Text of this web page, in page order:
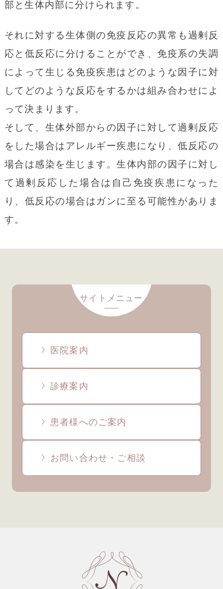
に飛び散らしたり、歯肉に迷入させたりす
ると体内吸収によりアレルギー疾患が一時
的に悪化することがあります。
その為、金属除去後に症状の改善が認めら
れてから、最終的な詰め物や被せ治療をお
メタルフリー
金属除去後に、アレルギーの原因を含まな
い歯科材料で詰め物や被せをおこないま
す。特定の金属にアレルギーのある方は他
診療となります。
部と生体内部に分けられます。
それに対する生体側の免疫反応の異常も過剰反
応と低反応に分けることができ、免疫系の失調
によって生じる免疫疾患はどのような因子に対
してどのような反応をするかは組み合わせによ
って決まります。
そして、生体外部からの因子に対して過剰反応
をした場合はアレルギー疾患になり、低反応の
場合は感染を生じます。生体内部の因子に対し
て過剰反応した場合は自己免疫疾患になった
り、低反応の場合はガンに至る可能性がありま
す。
サイトメニュー
医院案内
診療案内
患者様へのご案内
お問い合わせ・ご相談